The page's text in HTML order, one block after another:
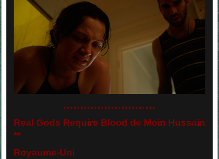
...........................
Real Gods Require Blood de Moin Hussain
**
Royaume-Uni